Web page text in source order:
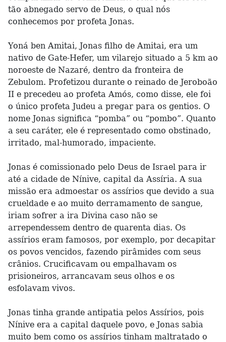
tão abnegado servo de Deus, o qual nós
conhecemos por profeta Jonas.
Yoná ben Amitai, Jonas filho de Amitai, era um
nativo de Gate-Hefer, um vilarejo situado a 5 km ao
noroeste de Nazaré, dentro da fronteira de
Zebulom. Profetizou durante o reinado de Jeroboão
II e precedeu ao profeta Amós, como disse, ele foi
o único profeta Judeu a pregar para os gentios. O
nome Jonas significa “pomba” ou “pombo”. Quanto
a seu caráter, ele é representado como obstinado,
irritado, mal-humorado, impaciente.
Jonas é comissionado pelo Deus de Israel para ir
até a cidade de Nínive, capital da Assíria. A sua
missão era admoestar os assírios que devido a sua
crueldade e ao muito derramamento de sangue,
iriam sofrer a ira Divina caso não se
arrependessem dentro de quarenta dias. Os
assírios eram famosos, por exemplo, por decapitar
os povos vencidos, fazendo pirâmides com seus
crânios. Crucificavam ou empalhavam os
prisioneiros, arrancavam seus olhos e os
esfolavam vivos.
Jonas tinha grande antipatia pelos Assírios, pois
Nínive era a capital daquele povo, e Jonas sabia
muito bem como os assírios tinham maltratado o